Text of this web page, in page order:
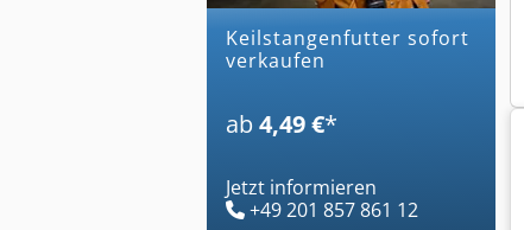
keilstangenfutter sofort
verkaufen
ab 4,49 €*
Jetzt informieren
+49 201 857 861 12
Weiler Praktikus Weiler Fräsmaschine